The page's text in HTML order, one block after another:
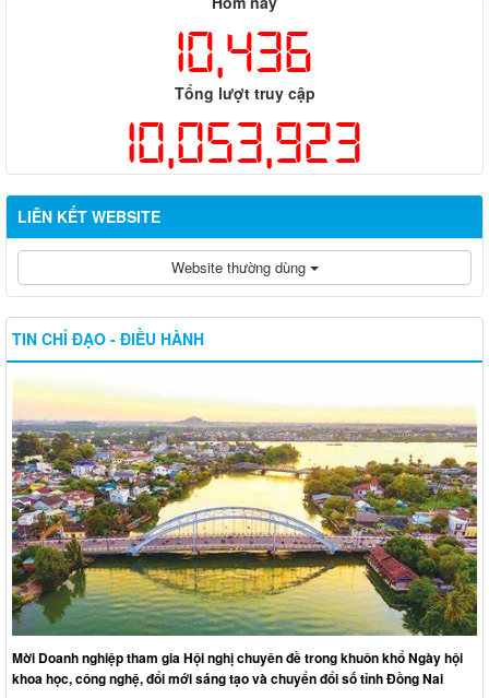
10,436
Tổng lượt truy cập
10,053,923
LIÊN KẾT WEBSITE
Website thường dùng
TIN CHỈ ĐẠO - ĐIỀU HÀNH
Mời Doanh nghiệp tham gia Hội nghị chuyên đề trong khuôn khổ Ngày hội
khoa học, công nghệ, đổi mới sáng tạo và chuyển đổi số tỉnh Đồng Nai